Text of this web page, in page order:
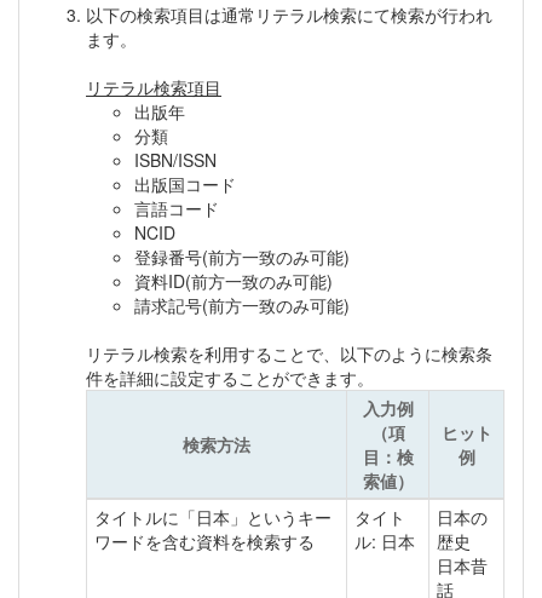
以下の検索項目は通常リテラル検索にて検索が行われ
ます。
リテラル検索項目
出版年
分類
ISBN/ISSN
出版国コード
言語コード
NCID
登録番号(前方一致のみ可能)
資料ID(前方一致のみ可能)
請求記号(前方一致のみ可能)
リテラル検索を利用することで、以下のように検索条
件を詳細に設定することができます。
検索方法
入力例
（項
目：検
索値）
ヒット
例
タイトルに「日本」というキー
ワードを含む資料を検索する
タイト
ル: 日本
日本の
歴史
日本昔
話